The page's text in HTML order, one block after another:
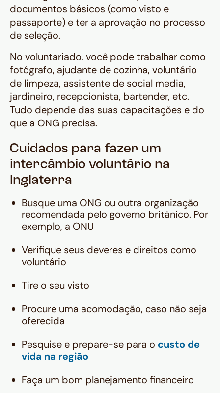
documentos básicos (como visto e
passaporte) e ter a aprovação no processo
de seleção.
No voluntariado, você pode trabalhar como
fotógrafo, ajudante de cozinha, voluntário
de limpeza, assistente de social media,
jardineiro, recepcionista, bartender, etc.
Tudo depende das suas capacitações e do
que a ONG precisa.
Cuidados para fazer um
intercâmbio voluntário na
Inglaterra
Busque uma ONG ou outra organização
recomendada pelo governo britânico. Por
exemplo, a ONU
Verifique seus deveres e direitos como
voluntário
Tire o seu visto
Procure uma acomodação, caso não seja
oferecida
Pesquise e prepare-se para o custo de
vida na região
Faça um bom planejamento financeiro